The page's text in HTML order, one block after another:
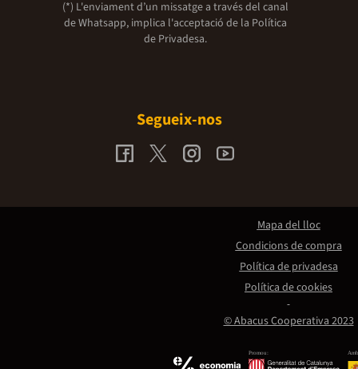
(*) L'enviament d’un missatge a través del canal
de Whatsapp, implica l'acceptació de la Política
de Privadesa.
Segueix-nos
Promou:
© Abacus Cooperativa 2023
Mapa del lloc
Condicions de compra
Política de privadesa
Política de cookies